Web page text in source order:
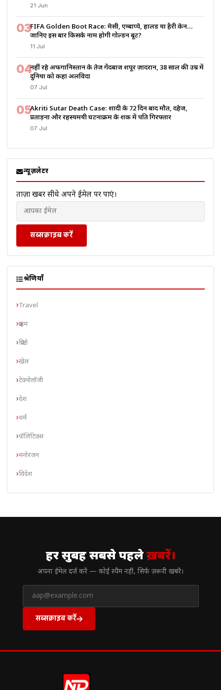
21 Jun
03FIFA Golden Boot Race: मेसी, एम्बाप्पे, हालैंड या हैरी केन…
जानिए इस बार किसके नाम होगी गोल्डन बूट?
11 Jul
04नहीं रहे अफगानिस्तान के तेज गेंदबाज शपूर ज़ादरान, 38 साल की उम्र में
दुनिया को कहा अलविदा
07 Jul
05Akriti Sutar Death Case: शादी के 72 दिन बाद मौत, दहेज,
प्रताड़ना और रहस्यमयी घटनाक्रम के शक में पति गिरफ्तार
07 Jul
न्यूज़लेटर
ताज़ा खबरें सीधे अपने ईमेल पर पाएं।
सब्सक्राइब करें
श्रेणियाँ
Travel
क्राइम
क्रिप्टो
खेल
टेक्नोलॉजी
देश
धर्म
पॉलिटिक्स
मनोरंजन
विदेश
हर सुबह सबसे पहलेख़बरें।
अपना ईमेल दर्ज करें — कोई स्पैम नहीं, सिर्फ ज़रूरी खबरें।
सब्सक्राइब करें